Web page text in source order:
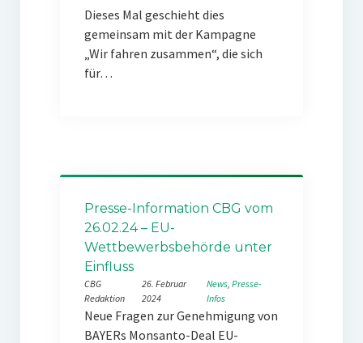
Dieses Mal geschieht dies
gemeinsam mit der Kampagne
„Wir fahren zusammen“, die sich
für…
Presse-Information CBG vom
26.02.24 – EU-
Wettbewerbsbehörde unter
Einfluss
CBG
Redaktion
26. Februar
2024
News, Presse-
Infos
Neue Fragen zur Genehmigung von
BAYERs Monsanto-Deal EU-